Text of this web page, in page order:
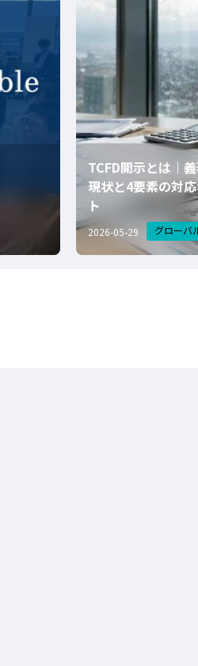
2026-05-29 グローバ
TCFD開示とは｜
現状と4要素の対
ト